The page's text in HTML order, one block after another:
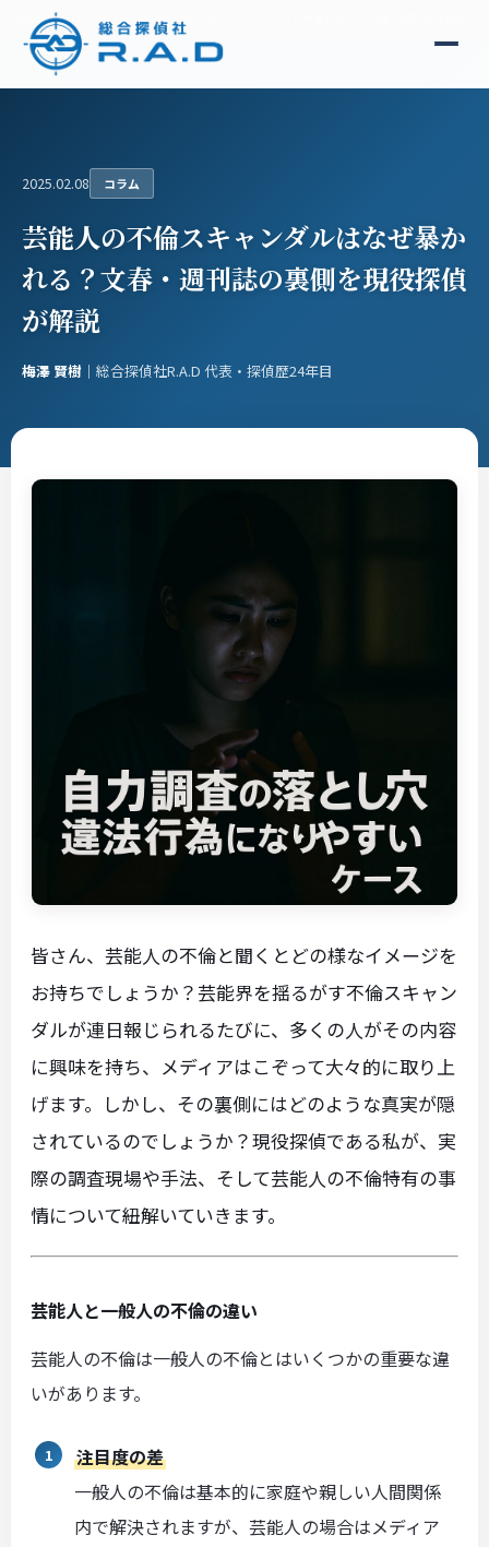
総合探偵社R.A.D コラム 芸能人の不倫スキャンダルはなぜ暴かれる？文春・週刊誌の裏側を
2025.02.08 コラム
芸能人の不倫スキャンダルはなぜ暴か
れる？文春・週刊誌の裏側を現役探偵
が解説
梅澤 賢樹 ｜総合探偵社R.A.D 代表・探偵歴24年目
皆さん、芸能人の不倫と聞くとどの様なイメージを
お持ちでしょうか？芸能界を揺るがす不倫スキャン
ダルが連日報じられるたびに、多くの人がその内容
に興味を持ち、メディアはこぞって大々的に取り上
げます。しかし、その裏側にはどのような真実が隠
されているのでしょうか？現役探偵である私が、実
際の調査現場や手法、そして芸能人の不倫特有の事
情について紐解いていきます。
芸能人と一般人の不倫の違い
芸能人の不倫は一般人の不倫とはいくつかの重要な違
いがあります。
注目度の差
一般人の不倫は基本的に家庭や親しい人間関係
内で解決されますが、芸能人の場合はメディア